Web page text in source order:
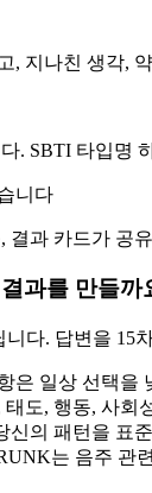
, 지나친 생각,
. SBTI 타입명
니다
결과 카드가 공
과를 만들까
다. 답변을 15
은 일상 선택을
태도, 행동, 사회
신의 패턴을 표
는 음주 관